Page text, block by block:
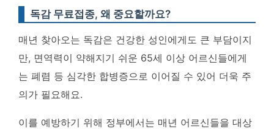
독감 무료접종, 왜 중요할까요?
매년 찾아오는 독감은 건강한 성인에게도 큰 부담이지
만, 면역력이 약해지기 쉬운 65세 이상 어르신들에게
는 폐렴 등 심각한 합병증으로 이어질 수 있어 더욱 주
의가 필요해요.
이를 예방하기 위해 정부에서는 매년 어르신들을 대상